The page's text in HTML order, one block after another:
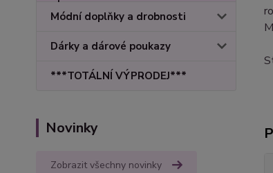
Módní doplňky a drobnosti
Dárky a dárové poukazy
***TOTÁLNÍ VÝPRODEJ***
Novinky
Zobrazit všechny novinky